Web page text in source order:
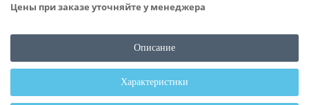
Цены при заказе уточняйте у менеджера
Описание
Характеристики